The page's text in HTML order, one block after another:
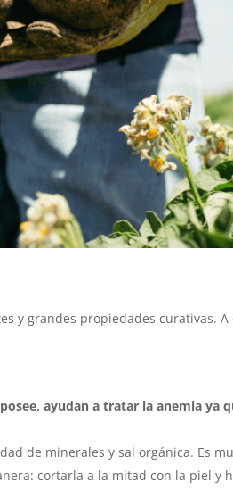
y grandes propiedades curativas.
ayudan a tratar la anemia ya
de minerales y sal orgánica. Es
cortarla a la mitad con la piel y